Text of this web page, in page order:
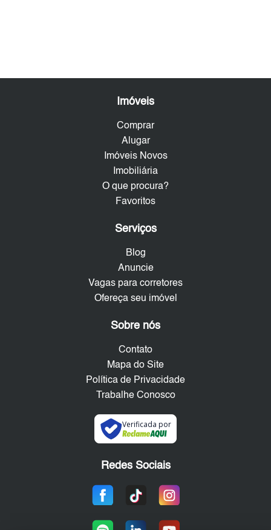
Imóveis
Comprar
Alugar
Imóveis Novos
Imobiliária
O que procura?
Favoritos
Serviços
Blog
Anuncie
Vagas para corretores
Ofereça seu imóvel
Sobre nós
Contato
Mapa do Site
Política de Privacidade
Trabalhe Conosco
Verificada por
Redes Sociais